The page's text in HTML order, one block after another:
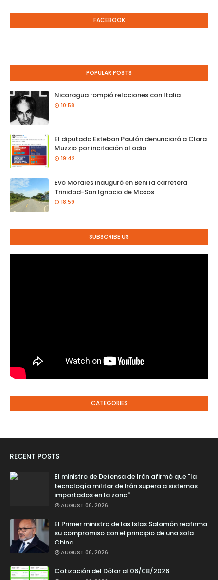
FACEBOOK
POPULAR POSTS
Nicaragua rompió relaciones con Italia
10:58
El diputado Esteban Paulón denunciará a Clara
Muzzio por incitación al odio
19:42
Evo Morales inauguró en Beni la carretera
Trinidad-San Ignacio de Moxos
18:59
SUBSCRIBE US
CATEGORIES
RECENT POSTS
El ministro de Defensa de Irán afirmó que "la
tecnología militar de Irán supera a sistemas
importados en la zona"
AUGUST 06, 2026
El Primer ministro de las Islas Salomón reafirma
su compromiso con el principio de una sola
China
AUGUST 06, 2026
Cotización del Dólar al 06/08/2026